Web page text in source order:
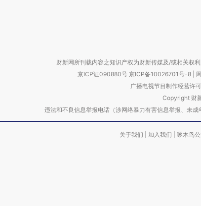
财新网所刊载内容之知识产权为财新传媒及/或相关权
京ICP证090880号 京ICP备10026701号-8
广播电视节目制作经营许
Copyright 财
违法和不良信息举报电话（涉网络暴力有害信息举报、
关于我们 加入我们 啄木鸟